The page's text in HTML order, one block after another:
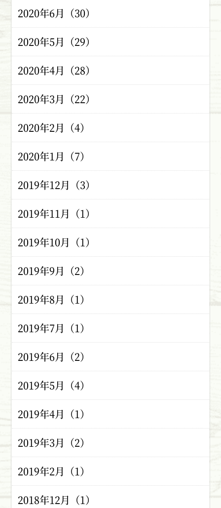
2020年6月（30）
2020年5月（29）
2020年4月（28）
2020年3月（22）
2020年2月（4）
2020年1月（7）
2019年12月（3）
2019年11月（1）
2019年10月（1）
2019年9月（2）
2019年8月（1）
2019年7月（1）
2019年6月（2）
2019年5月（4）
2019年4月（1）
2019年3月（2）
2019年2月（1）
2018年12月（1）